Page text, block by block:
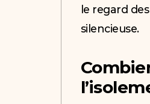
le regard
silencieuse.